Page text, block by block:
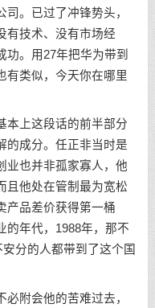
。已过了冲锋势头，
有技术、没有市场经
功。用27年把华为带到
有类似，今天你在哪里
上这段话的前半部分
的成分。任正非当时是
业也并非孤家寡人，他
且他处在管制最为宽松
产品差价获得第一桶
的年代，1988年，那不
分的人都带到了这个国
附会他的苦难过去，